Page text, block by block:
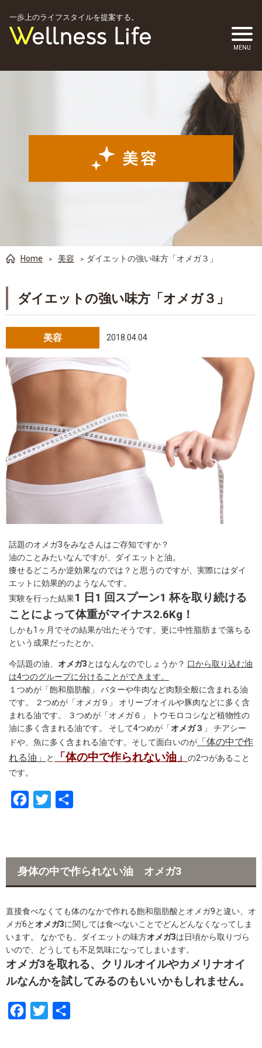
一歩上のライフスタイルを提案する。
Home 美容 ダイエットの強い味方「オメガ３」
ダイエットの強い味方「オメガ３」
美容 2018.04.04
話題のオメガ3をみなさんはご存知ですか？
油のことみたいなんですが、ダイエットと油。
痩せるどころか逆効果なのでは？と思うのですが、実際にはダイ
エットに効果的のようなんです。
実験を行った結果1 日1 回スプーン1 杯を取り続ける
ことによって体重がマイナス2.6Kg！
しかも1ヶ月でその結果が出たそうです。更に中性脂肪まで落ちる
という成果だったとか。
今話題の油、 オメガ3とはなんなのでしょうか？ 口から取り込む油
は4つのグループに分けることができます。
１つめが「飽和脂肪酸」 バターや牛肉など肉類全般に含まれる油
です。 ２つめが「オメガ９」 オリーブオイルや豚肉などに多く含
まれる油です。 ３つめが「オメガ６」 トウモロコシなど植物性の
油に多く含まれる油です。 そして4つめが「オメガ３ 」 チアシー
ドや、魚に多く含まれる油です。そして面白いのが 「体の中で作
れる油」
と 「体の中で作られない油」
の2つがあること
です。
b
o
k
t
e
身体の中で作られない油 オメガ3
直接食べなくても体のなかで作れる飽和脂肪酸とオメガ9と違い、オ
メガ6とオメガ3に関しては食べないことでどんどんなくなってしま
います。 なかでも、ダイエットの味方オメガ3は日頃から取りづら
いので、どうしても不足気味になってしまいます。
オメガ3を取れる、クリルオイルやカメリナオイ
ルなんかを試してみるのもいいかもしれません。